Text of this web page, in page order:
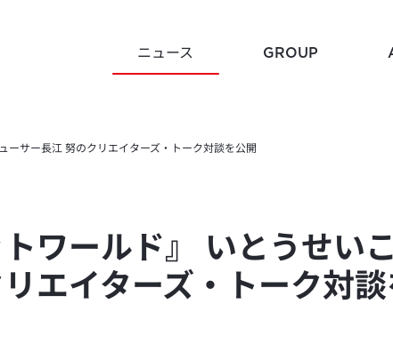
ニュース GROUP
ーサー長江 努のクリエイターズ・トーク対談を公開
トワールド』 いとうせい
エイターズ・トーク対談